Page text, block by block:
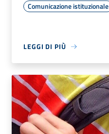
Comunicazione istituzionale
LEGGI DI PIÙ